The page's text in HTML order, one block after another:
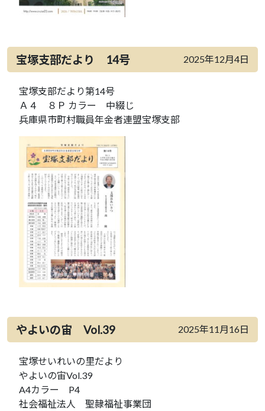
宝塚支部だより 14号 2025年12月4日
宝塚支部だより第14号
Ａ４ ８Ｐ カラー 中綴じ
兵庫県市町村職員年金者連盟宝塚支部
やよいの宙 Vol.39 2025年11月16日
宝塚せいれいの里だより
やよいの宙Vol.39
A4カラー P4
社会福祉法人 聖隷福祉事業団